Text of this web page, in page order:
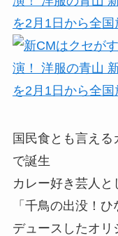
国民食とも言える
で誕生
カレー好き芸人
「千鳥の出没！
デュースしたオリ